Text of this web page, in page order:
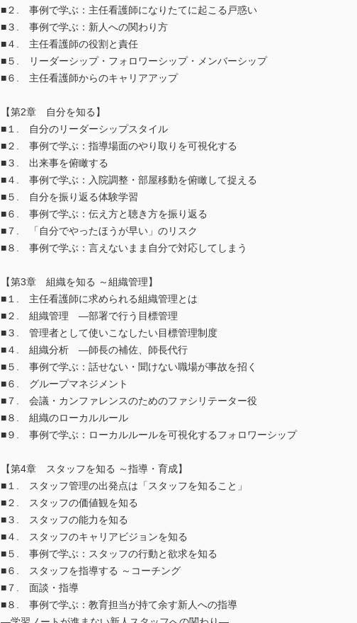
■２. 事例で学ぶ：主任看護師になりたてに起こる戸惑い
■３. 事例で学ぶ：新人への関わり方
■４. 主任看護師の役割と責任
■５. リーダーシップ・フォロワーシップ・メンバーシップ
■６. 主任看護師からのキャリアアップ
【第2章 自分を知る】
■１. 自分のリーダーシップスタイル
■２. 事例で学ぶ：指導場面のやり取りを可視化する
■３. 出来事を俯瞰する
■４. 事例で学ぶ：入院調整・部屋移動を俯瞰して捉える
■５. 自分を振り返る体験学習
■６. 事例で学ぶ：伝え方と聴き方を振り返る
■７. 「自分でやったほうが早い」のリスク
■８. 事例で学ぶ：言えないまま自分で対応してしまう
【第3章 組織を知る ～組織管理】
■１. 主任看護師に求められる組織管理とは
■２. 組織管理 ―部署で行う目標管理
■３. 管理者として使いこなしたい目標管理制度
■４. 組織分析 ―師長の補佐、師長代行
■５. 事例で学ぶ：話せない・聞けない職場が事故を招く
■６. グループマネジメント
■７. 会議・カンファレンスのためのファシリテーター役
■８. 組織のローカルルール
■９. 事例で学ぶ：ローカルルールを可視化するフォロワーシップ
【第4章 スタッフを知る ～指導・育成】
■１. スタッフ管理の出発点は「スタッフを知ること」
■２. スタッフの価値観を知る
■３. スタッフの能力を知る
■４. スタッフのキャリアビジョンを知る
■５. 事例で学ぶ：スタッフの行動と欲求を知る
■６. スタッフを指導する ～コーチング
■７. 面談・指導
■８. 事例で学ぶ：教育担当が持て余す新人への指導